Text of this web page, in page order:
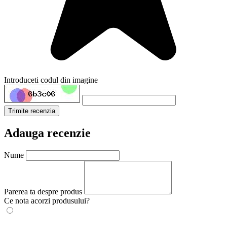
Introduceti codul din imagine
Trimite recenzia
Adauga recenzie
Nume
Parerea ta despre produs
Ce nota acorzi produsului?